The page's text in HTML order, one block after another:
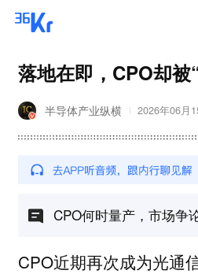
落地在即，CPO却被
半导体产业纵横 2026年06月
CPO何时量产，市场争
CPO近期再次成为光通